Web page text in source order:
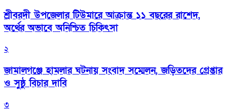
শ্রীবরদী উপজেলার টিউমারে আক্রান্ত ১১ বছরের রাশেদ,
অর্থের অভাবে অনিশ্চিত চিকিৎসা
২
জামালগঞ্জে হামলার ঘটনায় সংবাদ সম্মেলন, জড়িতদের গ্রেপ্তার
ও সুষ্ঠু বিচার দাবি
৩